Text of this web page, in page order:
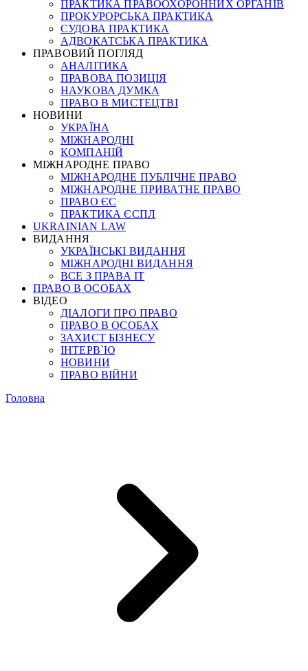
ПРАКТИКА ПРАВООХОРОННИХ ОРГАНІВ
ПРОКУРОРСЬКА ПРАКТИКА
СУДОВА ПРАКТИКА
АДВОКАТСЬКА ПРАКТИКА
ПРАВОВИЙ ПОГЛЯД
АНАЛІТИКА
ПРАВОВА ПОЗИЦІЯ
НАУКОВА ДУМКА
ПРАВО В МИСТЕЦТВІ
НОВИНИ
УКРАЇНА
МІЖНАРОДНІ
КОМПАНІЙ
МІЖНАРОДНЕ ПРАВО
МІЖНАРОДНЕ ПУБЛІЧНЕ ПРАВО
МІЖНАРОДНЕ ПРИВАТНЕ ПРАВО
ПРАВО ЄС
ПРАКТИКА ЄСПЛ
UKRAINIAN LAW
ВИДАННЯ
УКРАЇНСЬКІ ВИДАННЯ
МІЖНАРОДНІ ВИДАННЯ
ВСЕ З ПРАВА ІТ
ПРАВО В ОСОБАХ
ВІДЕО
ДІАЛОГИ ПРО ПРАВО
ПРАВО В ОСОБАХ
ЗАХИСТ БІЗНЕСУ
ІНТЕРВ`Ю
НОВИНИ
ПРАВО ВІЙНИ
Головна